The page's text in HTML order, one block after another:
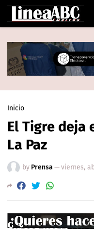
Inicio
El Tigre deja
La Paz
by Prensa —viernes,